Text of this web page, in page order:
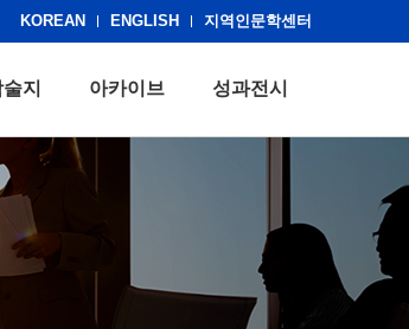
KOREAN ENGLISH 지역인문학센터
지 아카이브 성과전시